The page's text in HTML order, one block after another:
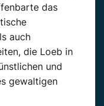
das
auch
die Loeb in
und
gewaltigen